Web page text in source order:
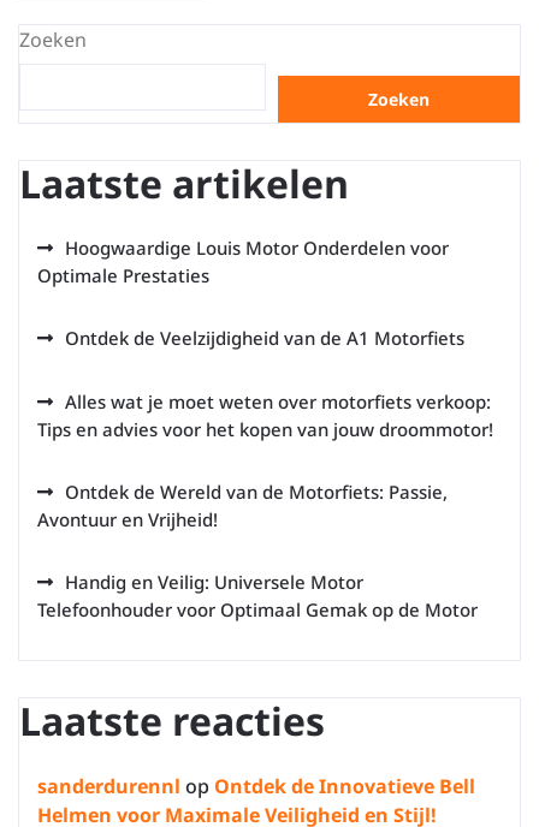
Zoeken
Zoeken
Laatste artikelen
Hoogwaardige Louis Motor Onderdelen voor
Optimale Prestaties
Ontdek de Veelzijdigheid van de A1 Motorfiets
Alles wat je moet weten over motorfiets verkoop:
Tips en advies voor het kopen van jouw droommotor!
Ontdek de Wereld van de Motorfiets: Passie,
Avontuur en Vrijheid!
Handig en Veilig: Universele Motor
Telefoonhouder voor Optimaal Gemak op de Motor
Laatste reacties
sanderdurennl op Ontdek de Innovatieve Bell
Helmen voor Maximale Veiligheid en Stijl!